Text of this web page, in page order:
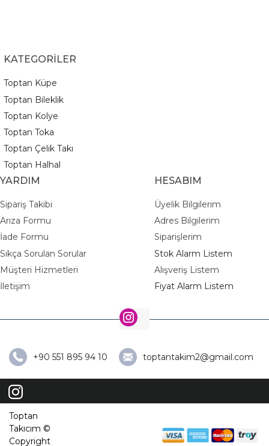
KATEGORİLER
Toptan Küpe
Toptan Bileklik
Toptan Kolye
Toptan Toka
Toptan Çelik Takı
Toptan Halhal
YARDIM
Sipariş Takibi
Arıza Formu
İade Formu
Sıkça Sorulan Sorular
Müşteri Hizmetleri
İletişim
HESABIM
Üyelik Bilgilerim
Adres Bilgilerim
Siparişlerim
Stok Alarm Listem
Alışveriş Listem
Fiyat Alarm Listem
+90 551 895 94 10 toptantakim2@gmail.com
Toptan
Takıcım ©
Copyright